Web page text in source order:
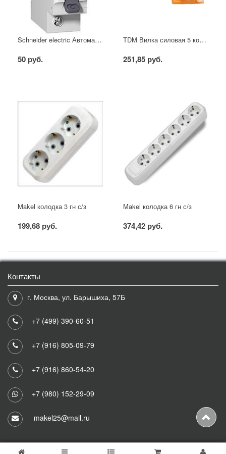
Schneider electric Автоматический выключатель 1/40А
50 руб.
TDM Вилка силовая 5 контактов 16А 380В IP44
251,85 руб.
Makel колодка 3 гн с/з
199,68 руб.
Makel колодка 6 гн с/з
374,42 руб.
Контакты
г. Москва, ул. Барышиха, 57Б
+7 (499) 390-60-51
+7 (916) 805-09-79
+7 (916) 860-54-20
+7 (980) 152-29-09
makel25@mail.ru